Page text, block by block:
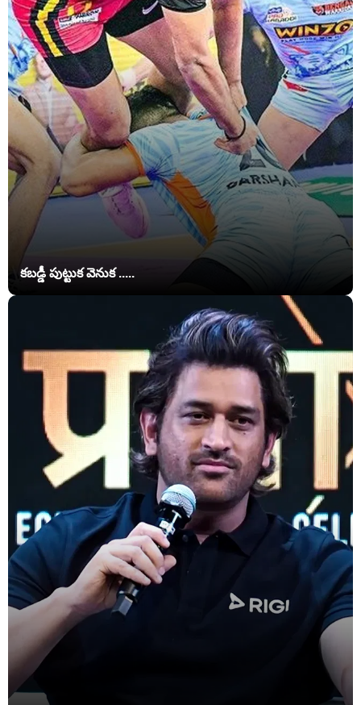
కబడ్డీ పుట్టుక వెనుక .....